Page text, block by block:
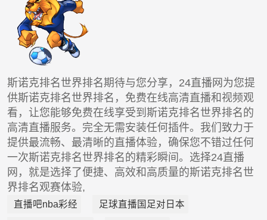
斯诺克排名世界排名期待与您分享，24直播网为您提
供斯诺克排名世界排名，免费在线高清直播和视频观
看，让您能够免费在线享受到斯诺克排名世界排名的
高清直播服务。完全无需安装任何插件。我们致力于
提供最流畅、最清晰的直播体验，确保您不错过任何
一次斯诺克排名世界排名的精彩瞬间。选择24直播
网，就是选择了便捷、高效和高质量的斯诺克排名世
界排名观赛体验,
直播吧nba彩经 足球直播国足对日本